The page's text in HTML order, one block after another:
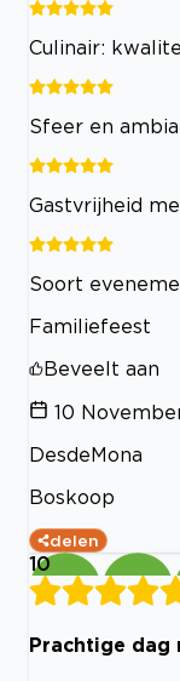
Culinair:
Sfeer en
Gastvrijheid
Soort
Familiefeest
Beveelt aan
10
DesdeMona
Boskoop
delen
10
Prachtige dag